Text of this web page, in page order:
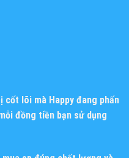
cốt lõi mà Happy đang phấn
đồng tiền bạn sử dụng